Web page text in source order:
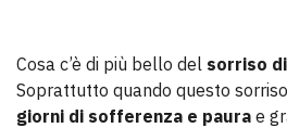
Cosa c’è di più bello del sorriso
Soprattutto quando questo
giorni di sofferenza e paura e